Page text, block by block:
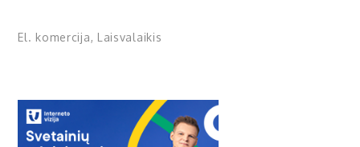
El. komercija, Laisvalaikis